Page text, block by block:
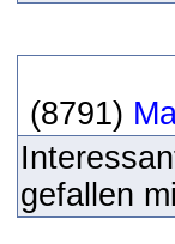
(8791)
gefallen